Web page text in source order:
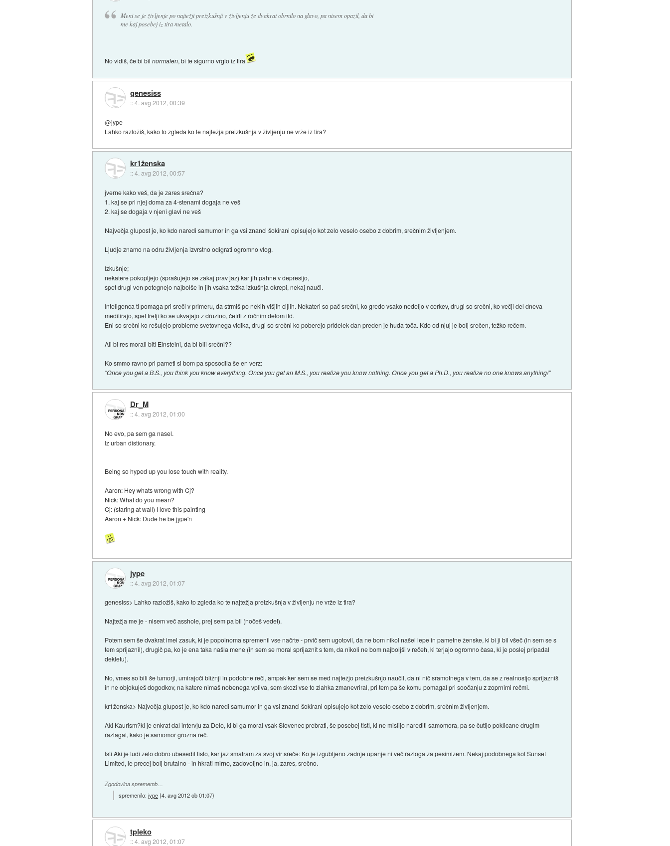
Meni se je življenje po najtežji preizkušnji v življenju že dvakrat obrnilo na glavo, pa nisem opazil, da bi
me kaj posebej iz tira metalo.
No vidiš, če bi bilnormalen, bi te sigurno vrglo iz tira
genesiss
::4. avg 2012, 00:39
@jype
Lahko razložiš, kako to zgleda ko te najtežja preizkušnja v življenju ne vrže iz tira?
kr1ženska
::4. avg 2012, 00:57
jverne kako veš, da je zares srečna?
1. kaj se pri njej doma za 4-stenami dogaja ne veš
2. kaj se dogaja v njeni glavi ne veš
Največja glupost je, ko kdo naredi samumor in ga vsi znanci šokirani opisujejo kot zelo veselo osebo z dobrim, srečnim življenjem.
Ljudje znamo na odru življenja izvrstno odigrati ogromno vlog.
Izkušnje;
nekatere pokopljejo (sprašujejo se zakaj prav jaz) kar jih pahne v depresijo,
spet drugi ven potegnejo najbolše in jih vsaka težka izkušnja okrepi, nekaj nauči.
Inteligenca ti pomaga pri sreči v primeru, da strmiš po nekih višjih cijlih. Nekateri so pač srečni, ko gredo vsako nedeljo v cerkev, drugi so srečni, ko večji del dneva
meditirajo, spet tretji ko se ukvajajo z družino, četrti z ročnim delom itd.
Eni so srečni ko rešujejo probleme svetovnega vidika, drugi so srečni ko poberejo pridelek dan preden je huda toča. Kdo od njuj je bolj srečen, težko rečem.
Ali bi res morali biti Einsteini, da bi bili srečni??
Ko smmo ravno pri pameti si bom pa sposodila še en verz:
"Once you get a B.S., you think you know everything. Once you get an M.S., you realize you know nothing. Once you get a Ph.D., you realize no one knows anything!"
Dr_M
::4. avg 2012, 01:00
No evo, pa sem ga nasel.
Iz urban distionary.
Being so hyped up you lose touch with reality.
Aaron: Hey whats wrong with Cj?
Nick: What do you mean?
Cj: (staring at wall) I love this painting
Aaron + Nick: Dude he be jype'n
jype
::4. avg 2012, 01:07
genesiss> Lahko razložiš, kako to zgleda ko te najtežja preizkušnja v življenju ne vrže iz tira?
Najtežja me je - nisem več asshole, prej sem pa bil (nočeš vedet).
Potem sem še dvakrat imel zasuk, ki je popolnoma spremenil vse načrte - prvič sem ugotovil, da ne bom nikol našel lepe in pametne ženske, ki bi ji bil všeč (in sem se s
tem sprijaznil), drugič pa, ko je ena taka našla mene (in sem se moral sprijaznit s tem, da nikoli ne bom najboljši v rečeh, ki terjajo ogromno časa, ki je poslej pripadal
dekletu).
No, vmes so bili še tumorji, umirajoči bližnji in podobne reči, ampak ker sem se med najtežjo preizkušnjo naučil, da ni nič sramotnega v tem, da se z realnostjo sprijazniš
in ne objokuješ dogodkov, na katere nimaš nobenega vpliva, sem skozi vse to zlahka zmanevriral, pri tem pa še komu pomagal pri soočanju z zoprnimi rečmi.
kr1ženska> Največja glupost je, ko kdo naredi samumor in ga vsi znanci šokirani opisujejo kot zelo veselo osebo z dobrim, srečnim življenjem.
Aki Kaurism?ki je enkrat dal intervju za Delo, ki bi ga moral vsak Slovenec prebrati, še posebej tisti, ki ne mislijo narediti samomora, pa se čutijo poklicane drugim
razlagat, kako je samomor grozna reč.
Isti Aki je tudi zelo dobro ubesedil tisto, kar jaz smatram za svoj vir sreče: Ko je izgubljeno zadnje upanje ni več razloga za pesimizem. Nekaj podobnega kot Sunset
Limited, le precej bolj brutalno - in hkrati mirno, zadovoljno in, ja, zares, srečno.
Zgodovina sprememb…
spremenilo:jype(4. avg 2012 ob 01:07)
tpleko
::4. avg 2012, 01:07